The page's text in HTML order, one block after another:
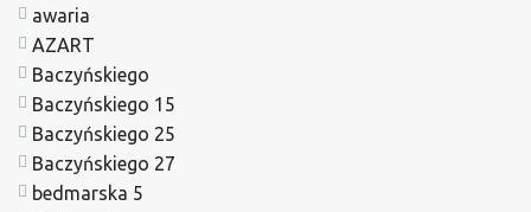
awaria
AZART
Baczyńskiego
Baczyńskiego 15
Baczyńskiego 25
Baczyńskiego 27
bedmarska 5